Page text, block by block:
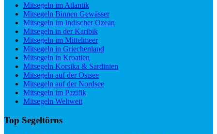
Mitsegeln im Atlantik
Mitsegeln Binnen Gewässer
Mitsegeln im Indischer Ozean
Mitsegeln in der Karibik
Mitsegeln im Mittelmeer
Mitsegeln in Griechenland
Mitsegeln in Kroatien
Mitsegeln Korsika & Sardinien
Mitsegeln auf der Ostsee
Mitsegeln auf der Nordsee
Mitsegeln im Pazifik
Mitsegeln Weltweit
Top Segeltörns